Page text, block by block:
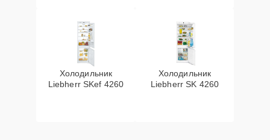
Холодильник
Liebherr SKef 4260
Холодильник
Liebherr SK 4260